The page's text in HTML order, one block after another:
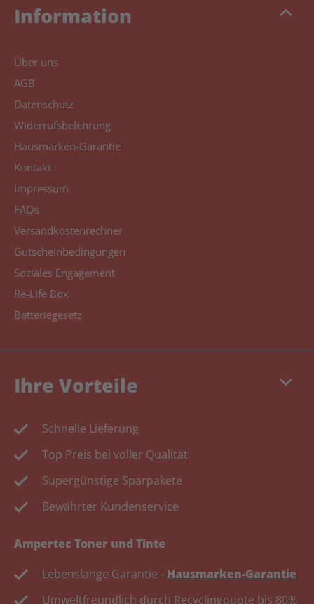
keyboard_arrow_up
Information
Über uns
AGB
Datenschutz
Widerrufsbelehrung
Hausmarken-Garantie
Kontakt
Impressum
FAQs
Versandkostenrechner
Gutscheinbedingungen
Soziales Engagement
Re-Life Box
Batteriegesetz
keyboard_arrow_down
Ihre Vorteile
Schnelle Lieferung
Top Preis bei voller Qualität
Supergünstige Sparpakete
Bewährter Kundenservice
Ampertec Toner und Tinte
Lebenslange Garantie - Hausmarken-Garantie
Umweltfreundlich durch Recyclingquote bis 80%